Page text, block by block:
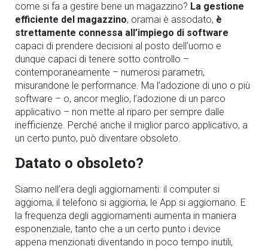
come si fa a gestire bene un magazzino? La gestione
efficiente del magazzino, oramai è assodato, è
strettamente connessa all’impiego di software
capaci di prendere decisioni al posto dell’uomo e
dunque capaci di tenere sotto controllo –
contemporaneamente – numerosi parametri,
misurandone le performance. Ma l’adozione di uno o più
software – o, ancor meglio, l’adozione di un parco
applicativo – non mette al riparo per sempre dalle
inefficienze. Perché anche il miglior parco applicativo, a
un certo punto, può diventare obsoleto.
Datato o obsoleto?
Siamo nell’era degli aggiornamenti: il computer si
aggiorna, il telefono si aggiorna, le App si aggiornano. E
la frequenza degli aggiornamenti aumenta in maniera
esponenziale, tanto che a un certo punto i device
appena menzionati diventando in poco tempo inutili,